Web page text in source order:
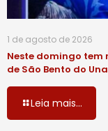
1 de agosto de 2026
Neste domingo tem
de São Bento do
Leia mais...